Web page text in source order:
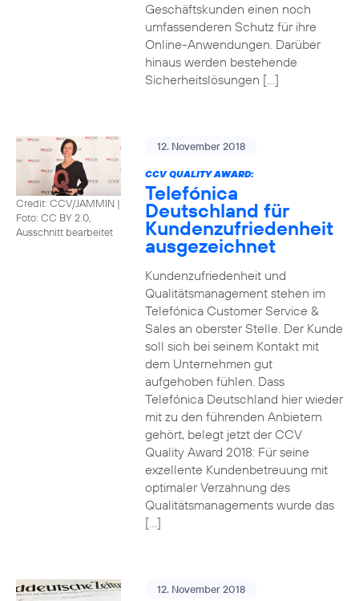
Geschäftskunden einen noch
umfassenderen Schutz für ihre
Online-Anwendungen. Darüber
hinaus werden bestehende
Sicherheitslösungen […]
Credit: CCV/JAMMIN |
Foto: CC BY 2.0,
Ausschnitt bearbeitet
12. November 2018
CCV QUALITY AWARD:
Telefónica
Deutschland für
Kundenzufriedenheit
ausgezeichnet
Kundenzufriedenheit und
Qualitätsmanagement stehen im
Telefónica Customer Service &
Sales an oberster Stelle. Der Kunde
soll sich bei seinem Kontakt mit
dem Unternehmen gut
aufgehoben fühlen. Dass
Telefónica Deutschland hier wieder
mit zu den führenden Anbietern
gehört, belegt jetzt der CCV
Quality Award 2018: Für seine
exzellente Kundenbetreuung mit
optimaler Verzahnung des
Qualitätsmanagements wurde das
[…]
12. November 2018